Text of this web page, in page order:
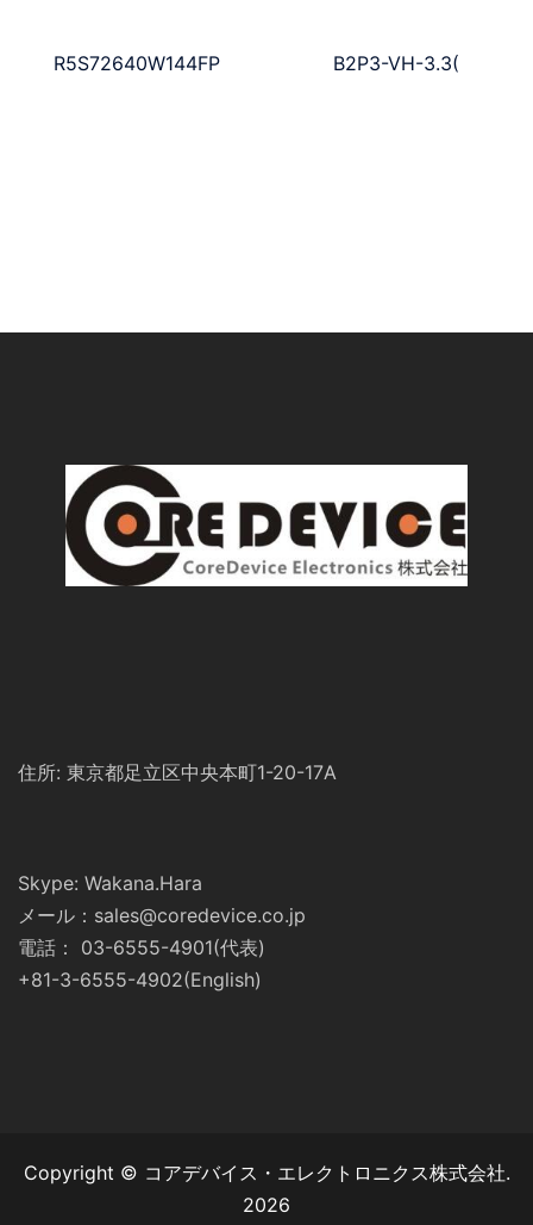
R5S72640W144FP B2P3-VH-3.3(
住所: 東京都足立区中央本町1-20-17A
Skype: Wakana.Hara
メール：sales@coredevice.co.jp
電話： 03-6555-4901(代表)
+81-3-6555-4902(English)
Copyright © コアデバイス・エレクトロニクス株式会社.
2026